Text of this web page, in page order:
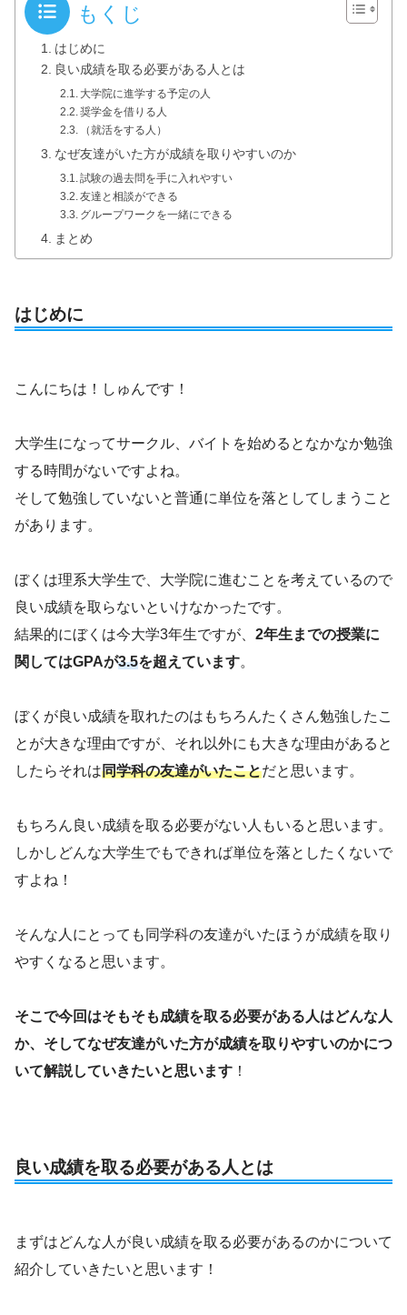
もくじ
はじめに
良い成績を取る必要がある人とは
大学院に進学する予定の人
奨学金を借りる人
（就活をする人）
なぜ友達がいた方が成績を取りやすいのか
試験の過去問を手に入れやすい
友達と相談ができる
グループワークを一緒にできる
まとめ
はじめに
こんにちは！しゅんです！
大学生になってサークル、バイトを始めるとなかなか勉強
する時間がないですよね。
そして勉強していないと普通に単位を落としてしまうこと
があります。
ぼくは理系大学生で、大学院に進むことを考えているので
良い成績を取らないといけなかったです。
結果的にぼくは今大学3年生ですが、 2年生までの授業に
関してはGPAが3.5を超えています。
ぼくが良い成績を取れたのはもちろんたくさん勉強したこ
とが大きな理由ですが、それ以外にも大きな理由があると
したらそれは同学科の友達がいたことだと思います。
もちろん良い成績を取る必要がない人もいると思います。
しかしどんな大学生でもできれば単位を落としたくないで
すよね！
そんな人にとっても同学科の友達がいたほうが成績を取り
やすくなると思います。
そこで今回はそもそも成績を取る必要がある人はどんな人
か、そしてなぜ友達がいた方が成績を取りやすいのかにつ
いて解説していきたいと思います ！
良い成績を取る必要がある人とは
まずはどんな人が良い成績を取る必要があるのかについて
紹介していきたいと思います！